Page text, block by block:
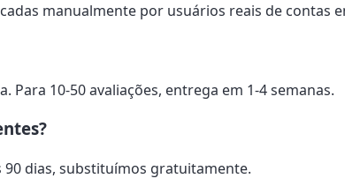
manualmente por usuários reais de
Para 10-50 avaliações, entrega em 1-4 semanas.
dias, substituímos gratuitamente.